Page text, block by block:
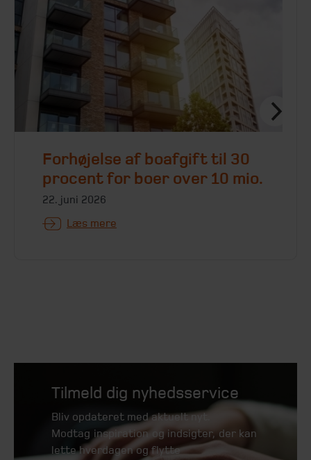
Forhøjelse af boafgift til 30
procent for boer over 10 mio.
22. juni 2026
Læs mere
Tilmeld dig nyhedsservice
Bliv opdateret med aktuelt nyt.
Modtag inspiration og indsigter, der kan
lette hverdagen og flytte